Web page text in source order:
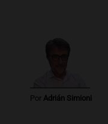
Por Adrián Simioni